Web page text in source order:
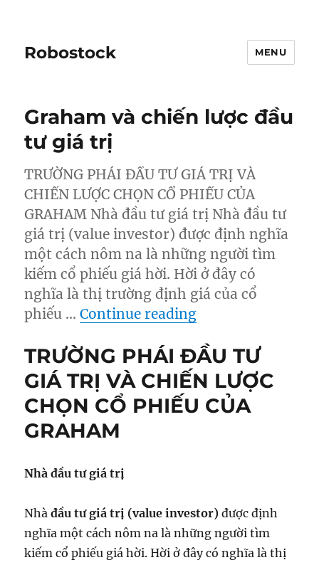
Robostock MENU
Graham và chiến lược đầu
tư giá trị
TRƯỜNG PHÁI ĐẦU TƯ GIÁ TRỊ VÀ
CHIẾN LƯỢC CHỌN CỔ PHIẾU CỦA
GRAHAM Nhà đầu tư giá trị Nhà đầu tư
giá trị (value investor) được định nghĩa
một cách nôm na là những người tìm
kiếm cổ phiếu giá hời. Hời ở đây có
nghĩa là thị trường định giá của cổ
phiếu …Continue reading“Graham và
TRƯỜNG PHÁI ĐẦU TƯ
GIÁ TRỊ VÀ CHIẾN LƯỢC
CHỌN CỔ PHIẾU CỦA
GRAHAM
Nhà đầu tư giá trị
Nhàđầu tư giá trị (value investor) được định
nghĩa một cách nôm na là những người tìm
kiếm cổ phiếu giá hời. Hời ở đây có nghĩa là thị